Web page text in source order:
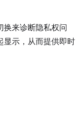
换来诊断隐私权问
显示，从而提供即时